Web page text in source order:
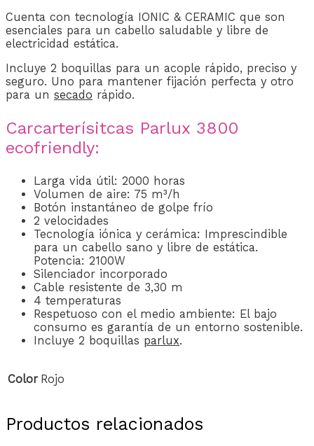
Cuenta con tecnología IONIC & CERAMIC que son
esenciales para un cabello saludable y libre de
electricidad estática.
Incluye 2 boquillas para un acople rápido, preciso y
seguro. Uno para mantener fijación perfecta y otro
para un secado rápido.
Carcarterísitcas Parlux 3800
ecofriendly:
Larga vida útil: 2000 horas
Volumen de aire: 75 m³/h
Botón instantáneo de golpe frío
2 velocidades
Tecnología iónica y cerámica: Imprescindible
para un cabello sano y libre de estática.
Potencia: 2100W
Silenciador incorporado
Cable resistente de 3,30 m
4 temperaturas
Respetuoso con el medio ambiente: El bajo
consumo es garantía de un entorno sostenible.
Incluye 2 boquillas parlux.
Color Rojo
Productos relacionados